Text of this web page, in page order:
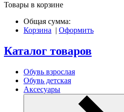
Товары в корзине
Общая сумма:
Корзина | Оформить
Каталог товаров
Обувь взрослая
Обувь детская
Аксесуары